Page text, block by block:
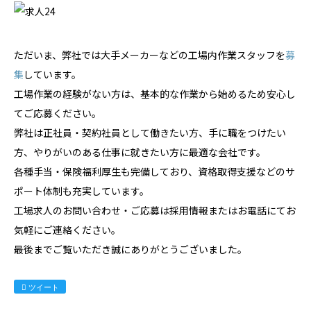
ただいま、弊社では大手メーカーなどの工場内作業スタッフを募
集 しています。
工場作業の経験がない方は、基本的な作業から始めるため安心し
てご応募ください。
弊社は正社員・契約社員として働きたい方、手に職をつけたい
方、やりがいのある仕事に就きたい方に最適な会社です。
各種手当・保険福利厚生も完備しており、資格取得支援などのサ
ポート体制も充実しています。
工場求人のお問い合わせ・ご応募は採用情報またはお電話にてお
気軽にご連絡ください。
最後までご覧いただき誠にありがとうございました。
ツイート